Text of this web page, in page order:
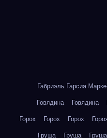
Габриэль Гарсиа
Говядина Говядина
Горох Горох Горох
Груша Груша Груша